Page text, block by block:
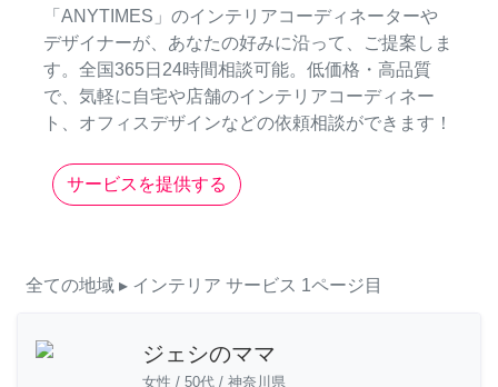
「ANYTIMES」のインテリアコーディネーターや
デザイナーが、あなたの好みに沿って、ご提案しま
す。全国365日24時間相談可能。低価格・高品質
で、気軽に自宅や店舗のインテリアコーディネー
ト、オフィスデザインなどの依頼相談ができます！
サービスを提供する
全ての地域 ▸ インテリア サービス 1ページ目
ジェシのママ
女性 / 50代 / 神奈川県